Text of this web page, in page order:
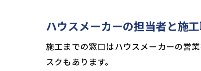
ハウスメーカーの担当者と施
施工までの窓口はハウスメーカーの営
スクもあります。